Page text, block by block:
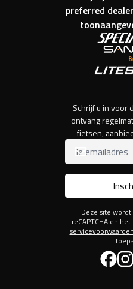
preferred
Schrijf u in voor
ontvang
fietsen,
Deze site
reCAPTCHA en het
servicevoorwaarden